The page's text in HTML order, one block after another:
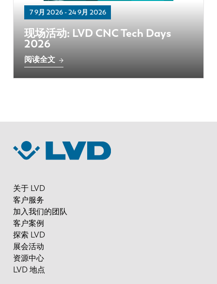
7 9月 2026-24 9月 2026
现场活动: LVD CNC Tech Days
2026
阅读全文
关于 LVD
客户服务
加入我们的团队
客户案例
探索 LVD
展会活动
资源中心
LVD 地点
DE
ES
PL
行业和解决方案
招贤纳士